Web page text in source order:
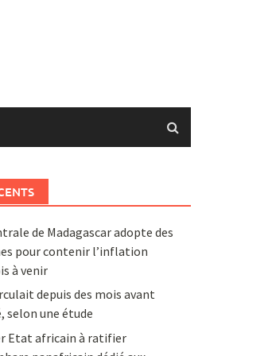
de Madagascar adopte des
pour contenir l’inflation
à venir
depuis des mois avant
selon une étude
Etat africain à ratifier